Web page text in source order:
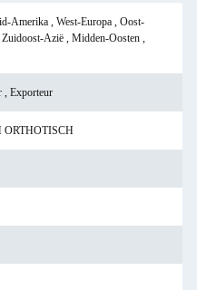
Amerika , West-Europa , Oost-
Azië , Midden-Oosten ,
, Exporteur
ORTHOTISCH